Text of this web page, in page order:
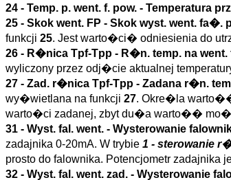
24 - Temp. p. went. f. pow. - Temperatura
25 - Skok went. FP - Skok wyst. went. fa�.
funkcji 25. Jest warto�ci� odniesienia do
26 - R�nica Tpf-Tpp - R�n. temp. na
wyliczony przez odj�cie aktualnej
27 - Zad. r�nica Tpf-Tpp - Zadana r�n.
wy�wietlana na funkcji 27. Okre�la
warto�ci zadanej, zbyt du�a warto��
31 - Wyst. fal. went. - Wysterowanie
zadajnika 0-20mA. W trybie 1 - sterowanie
prosto do falownika. Potencjometr zadajnika
32 - Wyst. fal. went. zad. - Wysterowanie